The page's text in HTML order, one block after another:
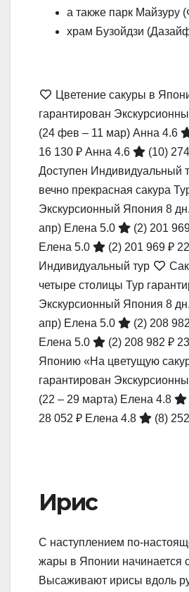
а также парк Майзуру
храм Бузойдзи
Цветение сакуры в
гарантирован
(24 фев – 11 мар) Анна 4.6
16 130 ₽ Анна 4.6 (10)
Доступен Индивидуальный
вечно прекрасная сакура
Экскурсионный Япония 8 дн.
апр) Елена 5.0 (2) 201
Елена 5.0
(2) 201 969 ₽
Индивидуальный тур
четыре столицы Тур
Экскурсионный Япония 8 дн.
апр) Елена 5.0 (2) 208
Елена 5.0
(2) 208 982 ₽
Японию «На цветущую
гарантирован
(22 – 29 марта) Елена 4.8
28 052 ₽ Елена 4.8 (8)
Ирис
С наступлением по-
жары в Японии начинается
Высаживают ирисы вдоль